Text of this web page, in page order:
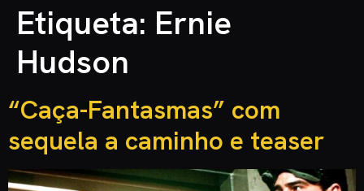
Etiqueta: Ernie
Hudson
“Caça-Fantasmas” com
sequela a caminho e teaser